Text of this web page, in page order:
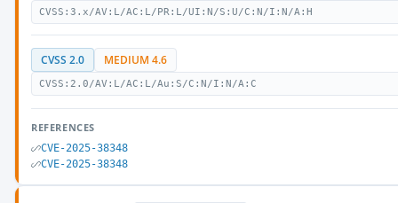
CVSS:3.x/AV:L/AC:L/PR:L/UI:N/S:U/C:N/I:N/A:H
CVSS 2.0 MEDIUM 4.6
CVSS:2.0/AV:L/AC:L/Au:S/C:N/I:N/A:C
REFERENCES
CVE-2025-38348
CVE-2025-38348